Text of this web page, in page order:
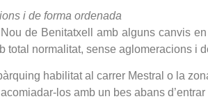
i de forma ordenada
de Benitatxell amb alguns canvis
total normalitat, sense aglomeracions i
habilitat al carrer Mestral o la
los amb un bes abans d’entrar